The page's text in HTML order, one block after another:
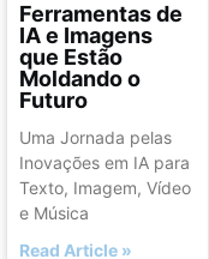
Ferramentas de
IA e Imagens
que Estão
Moldando o
Futuro
Uma Jornada pelas
Inovações em IA para
Texto, Imagem, Vídeo
e Música
Read Article »